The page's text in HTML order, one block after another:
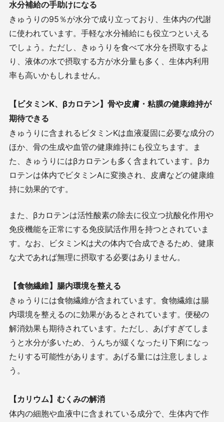
水分補給の手助けになる
きゅうりの95％が水分で成り立っており、生体内の代謝
に使われています。手軽な水分補給にも役立つといえる
でしょう。ただし、きゅうりを食べて水分を摂取するよ
り、液体の水で摂取する方が水分量も多く、生体内利用
率も高いかもしれません。
【ビタミンK、βカロテン】骨や皮膚・粘膜の健康維持が
期待できる
きゅうりに含まれるビタミンKは血液凝固に必要な成分の
ほか、骨の生成や血管の健康維持にも役立ちます。ま
た、きゅうりにはβカロテンも多く含まれています。βカ
ロテンは体内でビタミンAに変換され、皮膚などの健康維
持に効果的です。
また、βカロテンは活性酸素の除去に役立つ抗酸化作用や
免疫機能を正常にする免疫賦活作用を持つとされていま
す。なお、ビタミンKは犬の体内で合成できるため、健康
な犬であれば無理に摂取する必要はありません。
【食物繊維】腸内環境を整える
きゅうりには食物繊維が含まれています。食物繊維は腸
内環境を整えるのに効果があるとされています。便秘の
解消効果も期待されています。ただし、あげすぎてしま
うと水分が多いため、うんちが緩くなったり下痢になっ
たりする可能性があります。あげる量には注意しましょ
う。
【カリウム】むくみの解消
体内の細胞や血液中に含まれている成分で、生体内で作